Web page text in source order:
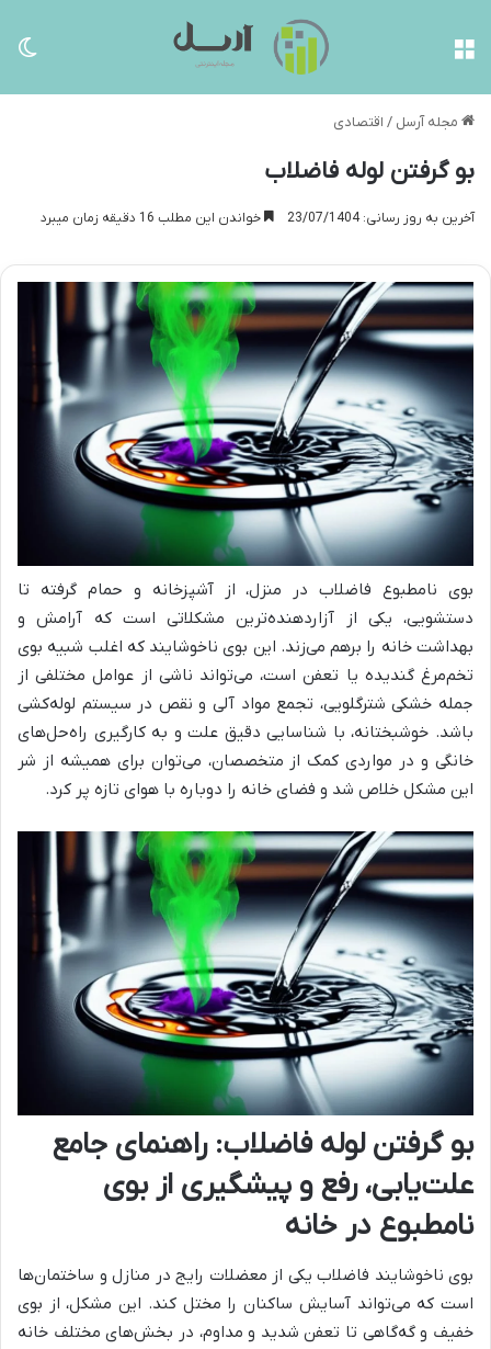
مجله آرسل / اقتصادی
بو گرفتن لوله فاضلاب
آخرین به روز رسانی: 23/07/1404 خواندن این مطلب 16 دقیقه زمان میبرد
بوی نامطبوع فاضلاب در منزل، از آشپزخانه و حمام گرفته تا
دستشویی، یکی از آزاردهنده‌ترین مشکلاتی است که آرامش و
بهداشت خانه را برهم می‌زند. این بوی ناخوشایند که اغلب شبیه بوی
تخم‌مرغ گندیده یا تعفن است، می‌تواند ناشی از عوامل مختلفی از
جمله خشکی شترگلویی، تجمع مواد آلی و نقص در سیستم لوله‌کشی
باشد. خوشبختانه، با شناسایی دقیق علت و به کارگیری راه‌حل‌های
خانگی و در مواردی کمک از متخصصان، می‌توان برای همیشه از شر
این مشکل خلاص شد و فضای خانه را دوباره با هوای تازه پر کرد.
بو گرفتن لوله فاضلاب: راهنمای جامع
علت‌یابی، رفع و پیشگیری از بوی
نامطبوع در خانه
بوی ناخوشایند فاضلاب یکی از معضلات رایج در منازل و ساختمان‌ها
است که می‌تواند آسایش ساکنان را مختل کند. این مشکل، از بوی
خفیف و گه‌گاهی تا تعفن شدید و مداوم، در بخش‌های مختلف خانه